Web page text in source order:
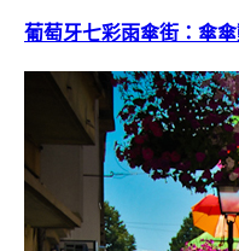
葡萄牙七彩雨傘街：傘